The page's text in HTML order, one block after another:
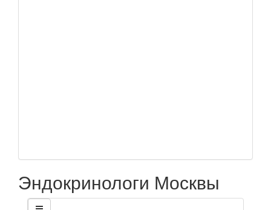
Эндокринологи Москвы